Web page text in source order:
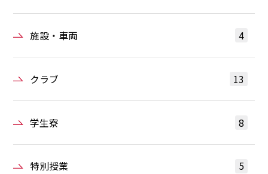
施設・車両 4
クラブ 13
学生寮 8
特別授業 5